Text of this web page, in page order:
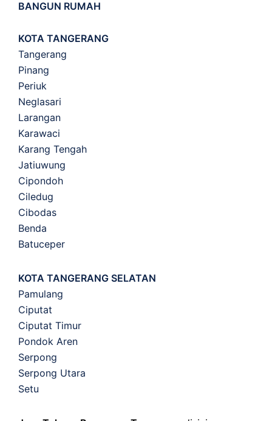
BANGUN RUMAH
KOTA TANGERANG
Tangerang
Pinang
Periuk
Neglasari
Larangan
Karawaci
Karang Tengah
Jatiuwung
Cipondoh
Ciledug
Cibodas
Benda
Batuceper
KOTA TANGERANG SELATAN
Pamulang
Ciputat
Ciputat Timur
Pondok Aren
Serpong
Serpong Utara
Setu